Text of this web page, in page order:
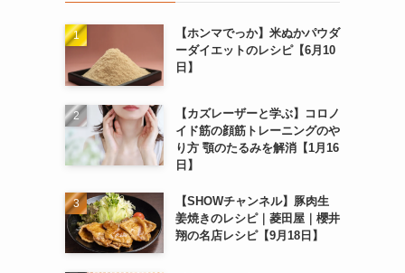
【ホンマでっか】米ぬかパウダ
ーダイエットのレシピ【6月10
日】
【カズレーザーと学ぶ】コロノ
イド筋の顔筋トレーニングのや
り方 顎のたるみを解消【1月16
日】
【SHOWチャンネル】豚肉生
姜焼きのレシピ｜菱田屋｜櫻井
翔の名店レシピ【9月18日】